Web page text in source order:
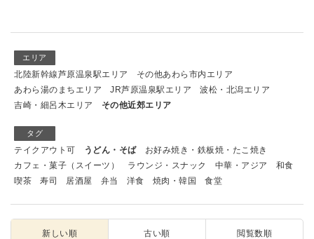
エリア
北陸新幹線芦原温泉駅エリア
その他あわら市内エリア
あわら湯のまちエリア
JR芦原温泉駅エリア
波松・北潟エリア
吉崎・細呂木エリア
その他近郊エリア
タグ
テイクアウト可 うどん・そば
お好み焼き・鉄板焼・たこ焼き
カフェ・菓子（スイーツ）
ラウンジ・スナック 中華・アジア
和食
喫茶
寿司 居酒屋 弁当 洋食 焼肉・韓国 食堂
新しい順 古い順 閲覧数順